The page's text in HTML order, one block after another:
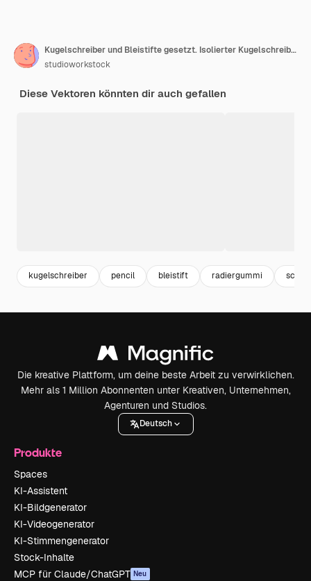
Kugelschreiber und Bleistifte gesetzt. Isolierter Kugelschreiber und Füllfederhalter, Marker, Zeichnungsstiftsammlung. Geschäftsbüro oder Schulbildung Briefpapier Vektor-Illustration
studioworkstock
Diese Vektoren könnten dir auch gefallen
kugelschreiber pencil bleistift radiergummi
Die kreative Plattform, um deine beste Arbeit zu verwirklichen.
Mehr als 1 Million Abonnenten unter Kreativen, Unternehmen,
Agenturen und Studios.
Deutsch
Produkte
Spaces
KI-Assistent
KI-Bildgenerator
KI-Videogenerator
KI-Stimmengenerator
Stock-Inhalte
MCP für Claude/ChatGPT Neu